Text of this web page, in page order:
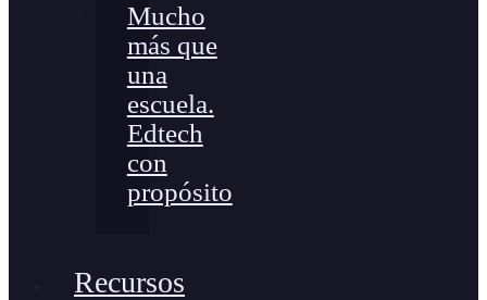
Mucho
más que
una
escuela.
Edtech
con
propósito
Recursos